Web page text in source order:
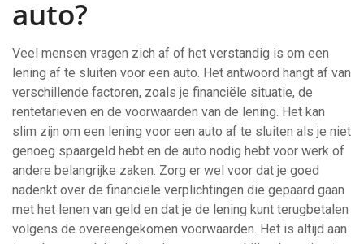
auto?
Veel mensen vragen zich af of het verstandig is om een
lening af te sluiten voor een auto. Het antwoord hangt af van
verschillende factoren, zoals je financiële situatie, de
rentetarieven en de voorwaarden van de lening. Het kan
slim zijn om een lening voor een auto af te sluiten als je niet
genoeg spaargeld hebt en de auto nodig hebt voor werk of
andere belangrijke zaken. Zorg er wel voor dat je goed
nadenkt over de financiële verplichtingen die gepaard gaan
met het lenen van geld en dat je de lening kunt terugbetalen
volgens de overeengekomen voorwaarden. Het is altijd aan